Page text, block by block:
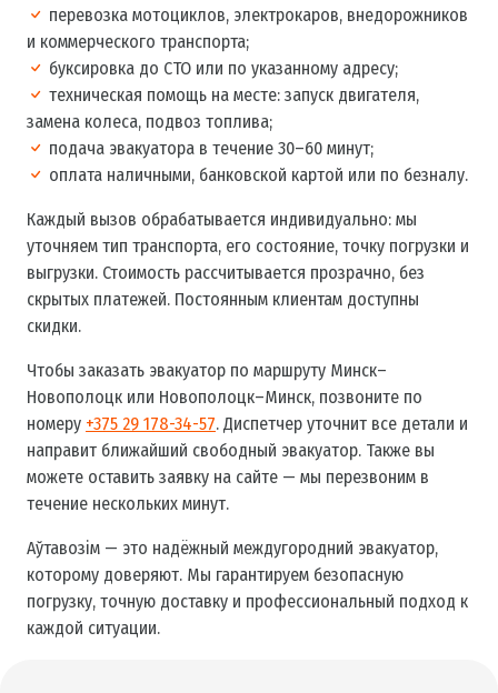
перевозка мотоциклов, электрокаров, внедорожников
и коммерческого транспорта;
буксировка до СТО или по указанному адресу;
техническая помощь на месте: запуск двигателя,
замена колеса, подвоз топлива;
подача эвакуатора в течение 30–60 минут;
оплата наличными, банковской картой или по безналу.
Каждый вызов обрабатывается индивидуально: мы
уточняем тип транспорта, его состояние, точку погрузки и
выгрузки. Стоимость рассчитывается прозрачно, без
скрытых платежей. Постоянным клиентам доступны
скидки.
Чтобы заказать эвакуатор по маршруту Минск–
Новополоцк или Новополоцк–Минск, позвоните по
номеру +375 29 178-34-57. Диспетчер уточнит все детали и
направит ближайший свободный эвакуатор. Также вы
можете оставить заявку на сайте — мы перезвоним в
течение нескольких минут.
Аўтавозiм — это надёжный междугородний эвакуатор,
которому доверяют. Мы гарантируем безопасную
погрузку, точную доставку и профессиональный подход к
каждой ситуации.